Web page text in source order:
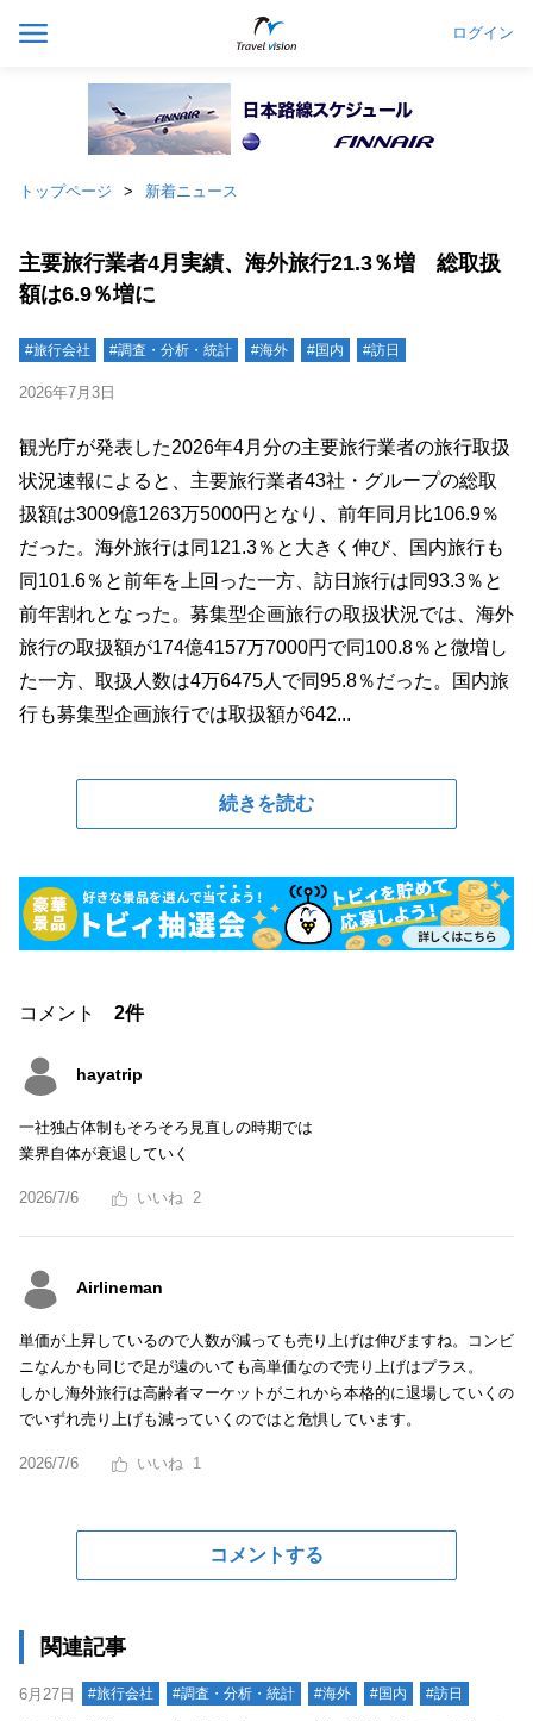
ログイン
トップページ 新着ニュース
主要旅行業者4月実績、海外旅行21.3％増 総取扱
額は6.9％増に
#旅行会社 #調査・分析・統計 #海外 #国内 #訪日
2026年7月3日
観光庁が発表した2026年4月分の主要旅行業者の旅行取扱
状況速報によると、主要旅行業者43社・グループの総取
扱額は3009億1263万5000円となり、前年同月比106.9％
だった。海外旅行は同121.3％と大きく伸び、国内旅行も
同101.6％と前年を上回った一方、訪日旅行は同93.3％と
前年割れとなった。募集型企画旅行の取扱状況では、海外
旅行の取扱額が174億4157万7000円で同100.8％と微増し
た一方、取扱人数は4万6475人で同95.8％だった。国内旅
行も募集型企画旅行では取扱額が642...
続きを読む
コメント 2件
hayatrip
一社独占体制もそろそろ見直しの時期では
業界自体が衰退していく
2026/7/6 2
Airlineman
単価が上昇しているので人数が減っても売り上げは伸びますね。コンビ
ニなんかも同じで足が遠のいても高単価なので売り上げはプラス。
しかし海外旅行は高齢者マーケットがこれから本格的に退場していくの
でいずれ売り上げも減っていくのではと危惧しています。
2026/7/6 1
コメントする
関連記事
6月27日 #旅行会社 #調査・分析・統計 #海外 #国内 #訪日